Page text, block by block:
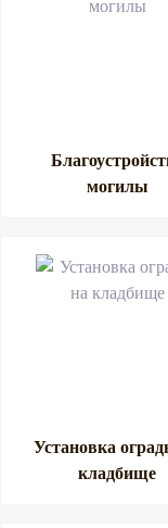
могилы
Установка
кладбище